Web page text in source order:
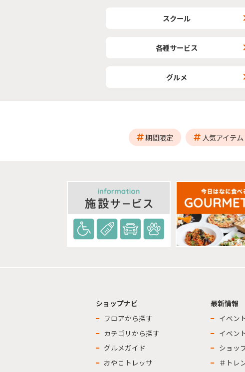
スクール
各種サービス
グルメ
期間限定 人気アイテム
ショップナビ
フロアから探す
カテゴリから探す
グルメガイド
おやこトレッサ
最新情報
イベン
イベン
ショッ
＃トレ